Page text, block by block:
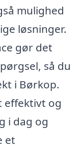
mulighed
løsninger.
gør det
så du
i Børkop.
effektivt og
i dag og
et